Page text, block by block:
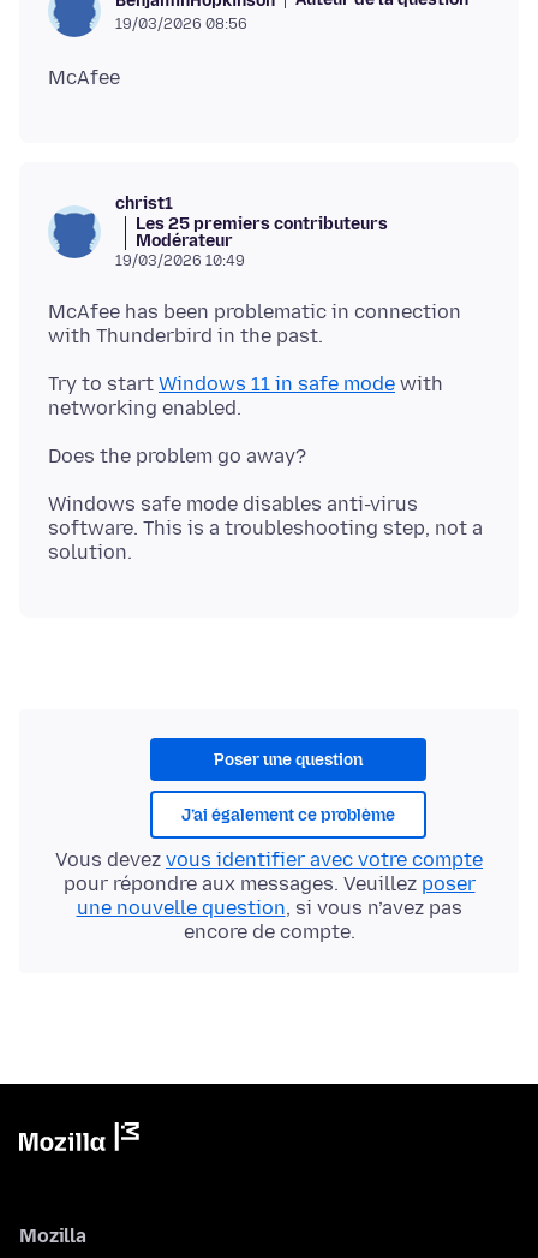
19/03/2026 08:56
christ1
Les 25 premiers contributeurs
Modérateur
19/03/2026 10:49
McAfee has been problematic in connection
Try to start Windows 11 in safe mode with
Windows safe mode disables anti-virus
software. This is a troubleshooting step, not a
Poser une question
J’ai également ce problème
Vous devez vous identifier avec votre compte
pour répondre aux messages. Veuillez poser
une nouvelle question, si vous n’avez pas
encore de compte.
Mozilla